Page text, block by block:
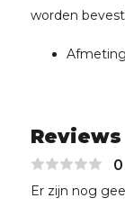
worden
Afmeting
Reviews
0
Er zijn nog